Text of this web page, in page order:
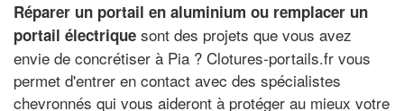
Réparer un portail en aluminium ou remplacer un
portail électrique sont des projets que vous avez
envie de concrétiser à Pia ? Clotures-portails.fr vous
permet d'entrer en contact avec des spécialistes
chevronnés qui vous aideront à protéger au mieux votre